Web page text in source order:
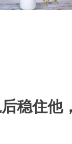
稳住他